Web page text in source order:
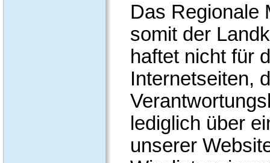
Das Regionale
somit der
haftet nicht für
Internetseiten,
lediglich über
unserer